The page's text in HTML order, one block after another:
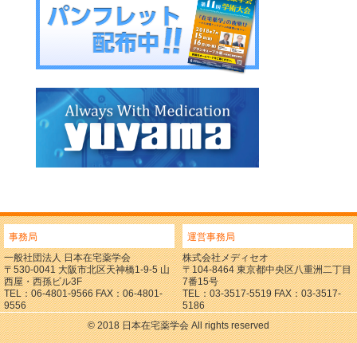
事務局
一般社団法人 日本在宅薬学会
〒530-0041 大阪市北区天神橋1-9-5 山
西屋・西孫ビル3F
TEL：06-4801-9566 FAX：06-4801-
9556
運営事務局
株式会社メディセオ
〒104-8464 東京都中央区八重洲二丁目
7番15号
TEL：03-3517-5519 FAX：03-3517-
5186
© 2018 日本在宅薬学会 All rights reserved